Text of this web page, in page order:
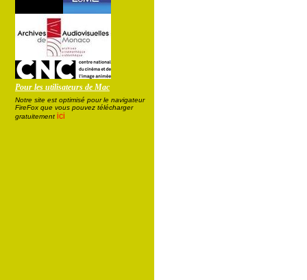
Pour les utilisateurs de Mac
Notre site est optimisé pour le navigateur
FireFox que vous pouvez télécharger
gratuitement ici